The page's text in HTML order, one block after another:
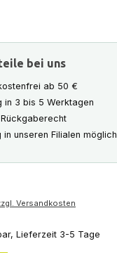
bei uns
ab 50 €
in 3 bis 5 Werktagen
in unseren Filialen möglich
Versandkosten
Lieferzeit 3-5 Tage